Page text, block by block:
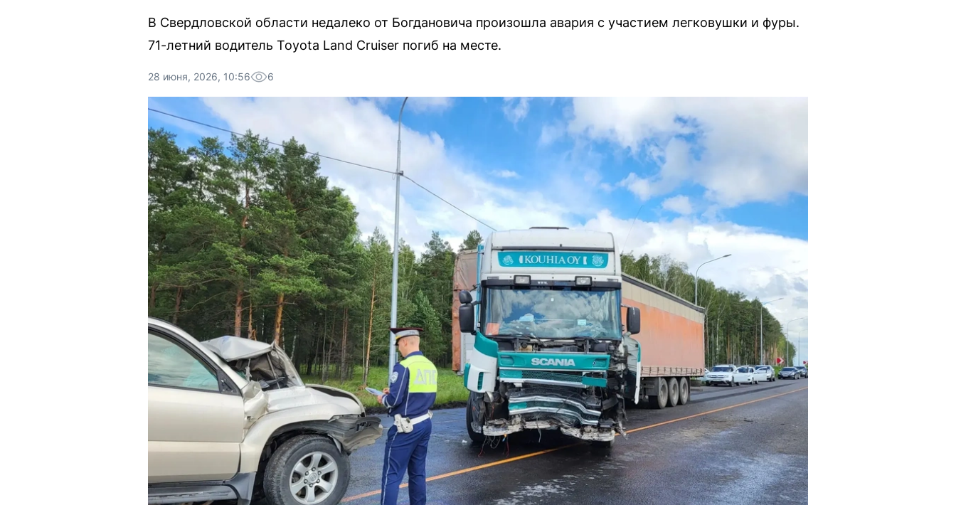
В Свердловской области недалеко от Богдановича произошла авария с участием легковушки и фуры.
71-летний водитель Toyota Land Cruiser погиб на месте.
28 июня, 2026, 10:56 6